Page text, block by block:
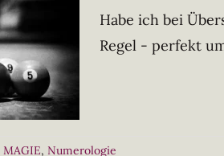
Habe ich bei
Regel - perfekt
MAGIE, Numerologie